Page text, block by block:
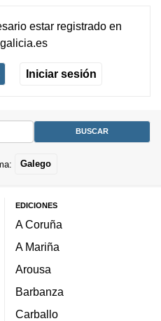
estar registradoen
Iniciar sesión
Galego
EDICIONES
A Coruña
A Mariña
Arousa
Barbanza
Carballo